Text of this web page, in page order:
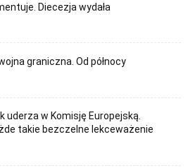
Diecezja wydała
graniczna. Od północy
uderza w Komisję Europejską.
takie bezczelne lekceważenie